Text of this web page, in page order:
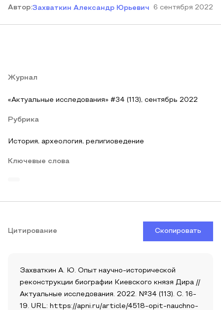
Автор:Захваткин Александр Юрьевич 6 сентября 2022
Журнал
«Актуальные исследования» #34 (113), сентябрь 2022
Рубрика
История, археология, религиоведение
Ключевые слова
Цитирование Скопировать
Захваткин А. Ю. Опыт научно-исторической
реконструкции биографии Киевского князя Дира //
Актуальные исследования. 2022. №34 (113). С. 16-
19. URL: https://apni.ru/article/4518-opit-nauchno-